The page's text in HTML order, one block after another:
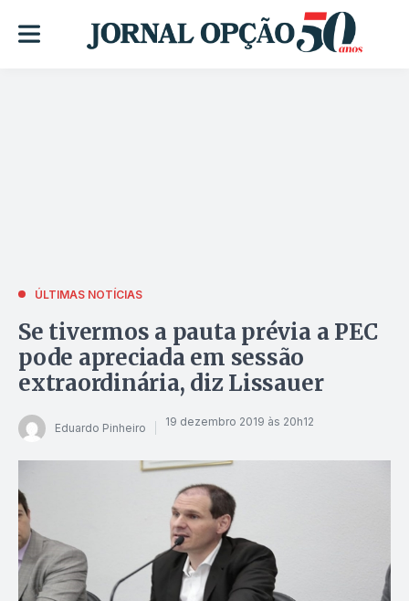
ÚLTIMAS NOTÍCIAS
Se tivermos a pauta prévia a PEC
pode apreciada em sessão
extraordinária, diz Lissauer
Eduardo Pinheiro 19 dezembro 2019 às 20h12